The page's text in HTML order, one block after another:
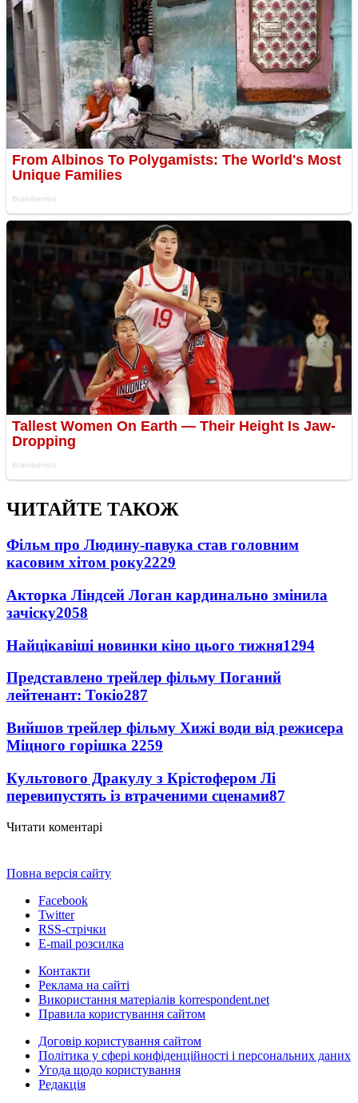
ЧИТАЙТЕ ТАКОЖ
Фільм про Людину-павука став головним
касовим хітом року2229
Акторка Ліндсей Логан кардинально змінила
зачіску2058
Найцікавіші новинки кіно цього тижня1294
Представлено трейлер фільму Поганий
лейтенант: Токіо287
Вийшов трейлер фільму Хижі води від режисера
Міцного горішка 2259
Культового Дракулу з Крістофером Лі
перевипустять із втраченими сценами87
Читати коментарі
Повна версія сайту
Facebook
Twitter
RSS-стрічки
E-mail розсилка
Контакти
Реклама на сайті
Використання матеріалів korrespondent.net
Правила користування сайтом
Договір користування сайтом
Політика у сфері конфіденційності і персональних даних
Угода щодо користування
Редакція